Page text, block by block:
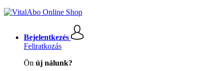
Bejelentkezés
Feliratkozás
Ön új nálunk?